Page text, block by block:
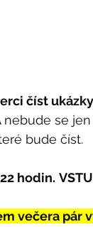
číst
se
bude číst.
hodin.
večera pár